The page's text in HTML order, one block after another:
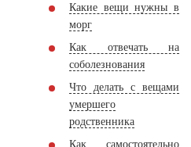
Какие вещи нужны в
морг
Как отвечать на
соболезнования
Что делать с вещами
умершего
родственника
Как самостоятельно